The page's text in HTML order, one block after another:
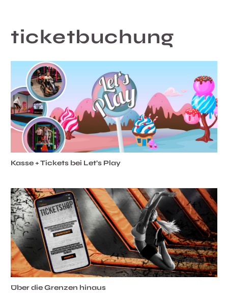
ticketbuchung
Kasse + Tickets bei Let’s Play
Über die Grenzen hinaus